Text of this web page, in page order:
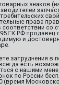
знаков
права
со
ГК РФ продавец
и
затруднения в
есть
с нашими
по России
(время